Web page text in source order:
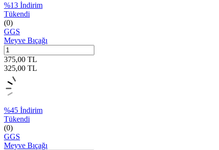
%13 İndirim
Tükendi
(0)
GGS
Meyve Bıçağı
375,00 TL
325,00 TL
%45 İndirim
Tükendi
(0)
GGS
Meyve Bıçağı